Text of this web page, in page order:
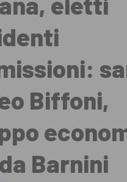
Biffoni,
Barnini